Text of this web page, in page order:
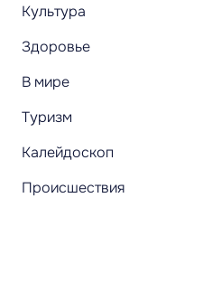
Культура
Здоровье
В мире
Туризм
Калейдоскоп
Происшествия